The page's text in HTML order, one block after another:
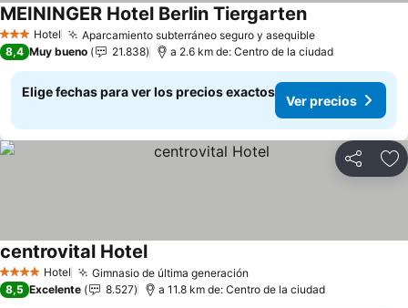
3 Estrellas
Hotel Aparcamiento subterráneo seguro y asequible
MEININGER Hotel Berlin Tiergarten
8,4 Muy bueno 21.838 a 2.6 km de: Centro de la ciudad
Elige fechas para ver los precios exactos
Ver precios
Compartir
4 EstrellasHotel Gimnasio de última generación
centrovital Hotel
8,5 Excelente 8.527 a 11.8 km de: Centro de la ciudad